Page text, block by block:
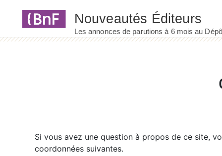
Si vous avez une question à propos de ce site,
coordonnées suivantes.